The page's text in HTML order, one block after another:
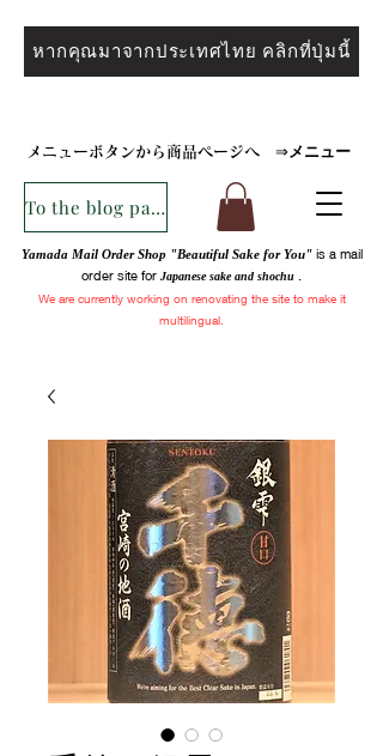
หากคุณมาจากประเทศไทย คลิกที่ปุ่มนี้
メニューボタンから商品ページへ ⇒ メニュー
To the blog page
Yamada Mail Order Shop "Beautiful Sake for You"is a mail
order site for Japanese sake and shochu
We are currentlyworking on renovating the site to make it
multilingual.